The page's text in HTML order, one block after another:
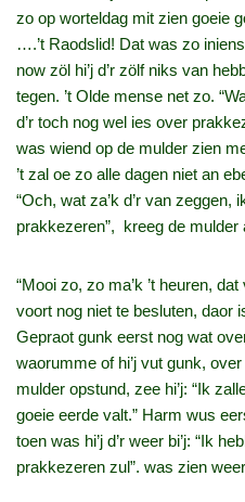
zo op worteldag mit zien goeie
….’t Raodslid! Dat was zo
now zöl hi’j d’r zölf niks van
tegen. ’t Olde mense net zo.
d’r toch nog wel ies over
was wiend op de mulder zien
’t zal oe zo alle dagen niet an
“Och, wat za’k d’r van zeggen,
prakkezeren”, kreeg de mulder
“Mooi zo, zo ma’k ’t heuren,
voort nog niet te besluten, daor
Gepraot gunk eerst nog wat
waorumme of hi’j vut gunk,
mulder opstund, zee hi’j: “Ik
goeie eerde valt.” Harm wus
toen was hi’j d’r weer bi’j: “Ik
prakkezeren zul”. was zien